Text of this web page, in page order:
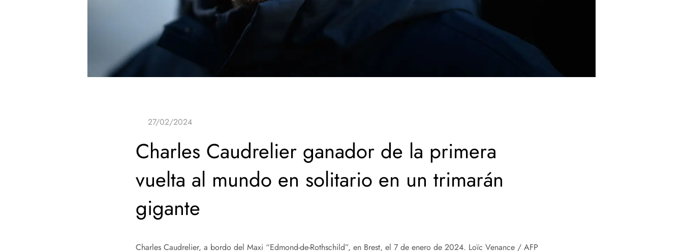
Charles Caudrelier ganador de la primera
vuelta al mundo en solitario en un trimarán
gigante
Charles Caudrelier, a bordo del Maxi “Edmond-de-Rothschild”, en Brest, el 7 de enero de 2024. Loïc Venance / AFP